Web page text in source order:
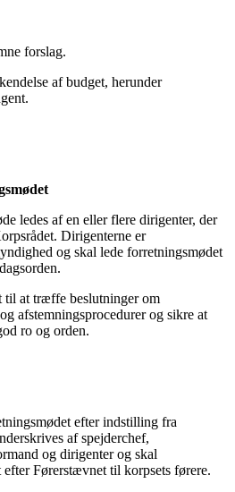
forslag.
af budget, herunder
ledes af en eller flere dirigenter, der
Dirigenterne er
og skal lede forretningsmødet
til at træffe beslutninger om
afstemningsprocedurer og sikre at
ro og orden.
efter indstilling fra
af spejderchef,
og dirigenter og skal
Førerstævnet til korpsets førere.